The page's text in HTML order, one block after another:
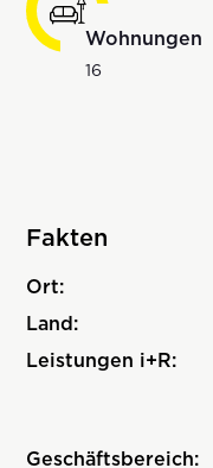
Wohnungen
16
Fakten
Ort:
Land:
Leistungen i+R:
Geschäftsbereich: